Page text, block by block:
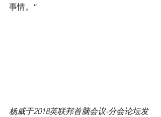
事情。”
杨威于2018英联邦首脑会议-分会论坛发